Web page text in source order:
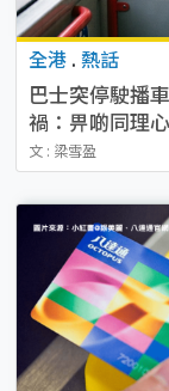
全港 . 熱話
巴士突停駛播
禍：畀啲同理
文 : 梁雪盈